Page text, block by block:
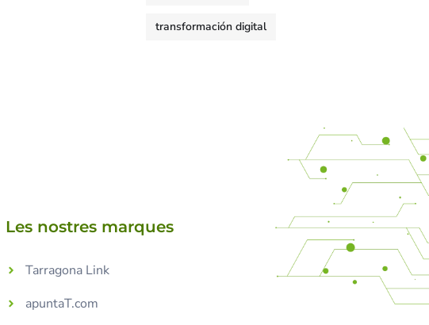
transformación digital
Les nostres marques
Tarragona Link
apuntaT.com